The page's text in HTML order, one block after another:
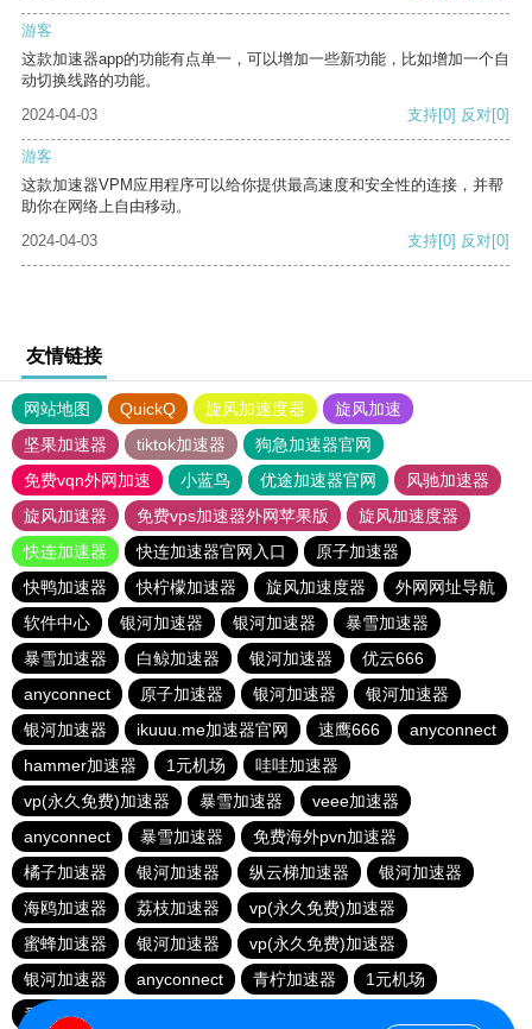
游客
这款加速器app的功能有点单一，可以增加一些新功能，比如增加一个自
动切换线路的功能。
2024-04-03
支持[0] 反对[0]
游客
这款加速器VPM应用程序可以给你提供最高速度和安全性的连接，并帮
助你在网络上自由移动。
2024-04-03
支持[0] 反对[0]
友情链接
网站地图 QuickQ 旋风加速度器
旋风加速
坚果加速器
tiktok加速器
狗急加速器官网
免费vqn外网加速
小蓝鸟 优途加速器官网
风驰加速器
旋风加速器
免费vps加速器外网苹果版
旋风加速度器
快连加速器
快连加速器官网入口
原子加速器
快鸭加速器
快柠檬加速器 旋风加速度器
外网网址导航
软件中心
银河加速器 银河加速器
暴雪加速器
暴雪加速器
白鲸加速器 银河加速器
优云666
anyconnect
原子加速器 银河加速器
银河加速器
银河加速器
ikuuu.me加速器官网 速鹰666
anyconnect
hammer加速器
1元机场
哇哇加速器
vp(永久免费)加速器
暴雪加速器
veee加速器
anyconnect
暴雪加速器
免费海外pvn加速器
橘子加速器
银河加速器 纵云梯加速器
银河加速器
海鸥加速器
荔枝加速器
vp(永久免费)加速器
蜜蜂加速器
银河加速器
vp(永久免费)加速器
银河加速器
anyconnect 青柠加速器
1元机场
番石榴加速器